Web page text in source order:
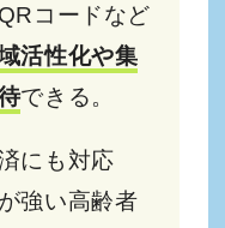
コードなど
活性化や集
できる。
にも対応
強い高齢者